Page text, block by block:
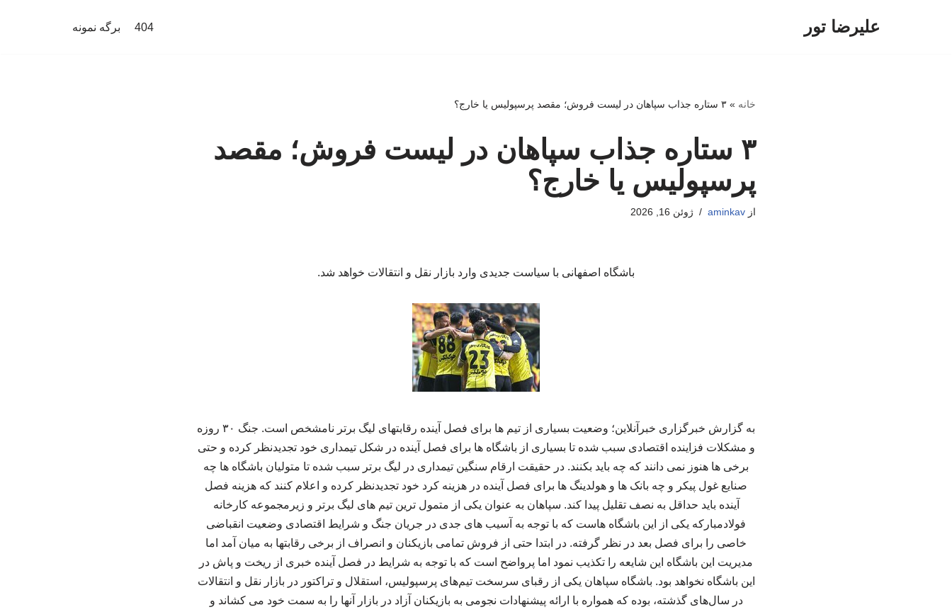
علیرضا تور 404 برگه نمونه
خانه » ۳ ستاره جذاب سپاهان در لیست فروش؛ مقصد پرسپولیس یا خارج؟
۳ ستاره جذاب سپاهان در لیست فروش؛ مقصد
پرسپولیس یا خارج؟
ازaminkav ژوئن 16, 2026
باشگاه اصفهانی با سیاست جدیدی وارد بازار نقل و انتقالات خواهد شد.
به گزارش خبرگزاری خبرآنلاین؛ وضعیت بسیاری از تیم ها برای فصل آینده رقابتهای لیگ برتر نامشخص است. جنگ ۳۰ روزه
و مشکلات فزاینده اقتصادی سبب شده تا بسیاری از باشگاه ها برای فصل آینده در شکل تیمداری خود تجدیدنظر کرده و حتی
برخی ها هنوز نمی دانند که چه باید بکنند. در حقیقت ارقام سنگین تیمداری در لیگ برتر سبب شده تا متولیان باشگاه ها چه
صنایع غول پیکر و چه بانک ها و هولدینگ ها برای فصل آینده در هزینه کرد خود تجدیدنظر کرده و اعلام کنند که هزینه فصل
آینده باید حداقل به نصف تقلیل پیدا کند. سپاهان به عنوان یکی از متمول ترین تیم های لیگ برتر و زیرمجموعه کارخانه
فولادمبارکه یکی از این باشگاه هاست که با توجه به آسیب های جدی در جریان جنگ و شرایط اقتصادی وضعیت انقباضی
خاصی را برای فصل بعد در نظر گرفته. در ابتدا حتی از فروش تمامی بازیکنان و انصراف از برخی رقابتها به میان آمد اما
مدیریت این باشگاه این شایعه را تکذیب نمود اما پرواضح است که با توجه به شرایط در فصل آینده خبری از ریخت و پاش در
این باشگاه نخواهد بود. باشگاه سپاهان یکی از رقبای سرسخت تیم‌های پرسپولیس، استقلال و تراکتور در بازار نقل و انتقالات
در سال‌های گذشته، بوده که همواره با ارائه پیشنهادات نجومی به بازیکنان آزاد در بازار آنها را به سمت خود می کشاند و